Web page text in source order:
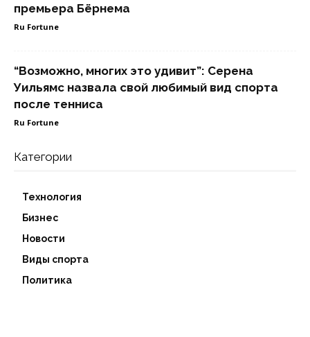
премьера Бёрнема
Ru Fortune
“Возможно, многих это удивит”: Серена
Уильямс назвала свой любимый вид спорта
после тенниса
Ru Fortune
Категории
Технология
Бизнес
Новости
Виды спорта
Политика